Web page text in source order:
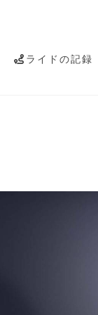
ライドの記録